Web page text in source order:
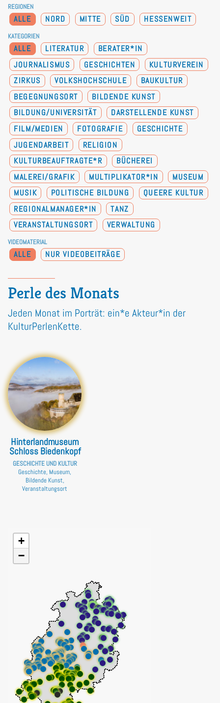
REGIONEN
ALLE NORD MITTE SÜD HESSENWEIT
KATEGORIEN
ALLE LITERATUR
BERATER*IN
JOURNALISMUS
GESCHICHTEN
KULTURVEREIN
ZIRKUS
VOLKSHOCHSCHULE
BAUKULTUR
BEGEGNUNGSORT
BILDENDE KUNST
BILDUNG/UNIVERSITÄT
DARSTELLENDE KUNST
FILM/MEDIEN
FOTOGRAFIE
GESCHICHTE
JUGENDARBEIT
RELIGION
KULTURBEAUFTRAGTE*R
BÜCHEREI
MALEREI/GRAFIK
MULTIPLIKATOR*IN
MUSEUM
MUSIK
POLITISCHE BILDUNG
QUEERE KULTUR
REGIONALMANAGER*IN
TANZ
VERANSTALTUNGSORT
VERWALTUNG
VIDEOMATERIAL
ALLE NUR VIDEOBEITRÄGE
Perle des Monats
Jeden Monat im Porträt: ein*e Akteur*in der
KulturPerlenKette.
Hinterlandmuseum
Schloss Biedenkopf
GESCHICHTE UND KULTUR
Geschichte, Museum,
Bildende Kunst,
Veranstaltungsort
+
−